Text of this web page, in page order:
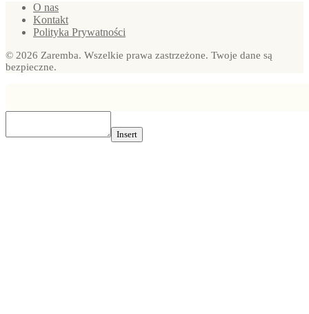
O nas
Kontakt
Polityka Prywatności
© 2026 Zaremba. Wszelkie prawa zastrzeżone. Twoje dane są
bezpieczne.
Insert